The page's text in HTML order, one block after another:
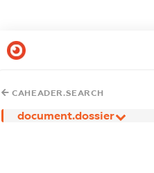
CAHEADER.SEARCH
document.dossier